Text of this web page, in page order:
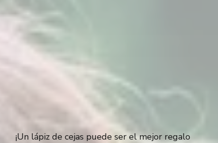
¡Un lápiz de cejas puede ser el mejor regalo